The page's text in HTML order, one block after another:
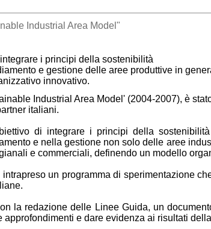
Industrial Area Model"
integrare i principi della sostenibilità
e gestione delle aree produttive in
innovativo.
Industrial Area Model' (2004-2007), è
italiani.
di integrare i principi della
e nella gestione non solo delle aree
e commerciali, definendo un modello
un programma di sperimentazione
la redazione delle Linee Guida, un
approfondimenti e dare evidenza ai risultati